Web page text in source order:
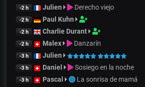
-2 h Julien Derecho viejo
-2 h Paul Kuhn
-2 h Charlie Durant
-2 h Malex Danzarín
-3 h Julien
-3 h Daniel Sosiego en la noche
-3 h Pascal La sonrisa de mamá